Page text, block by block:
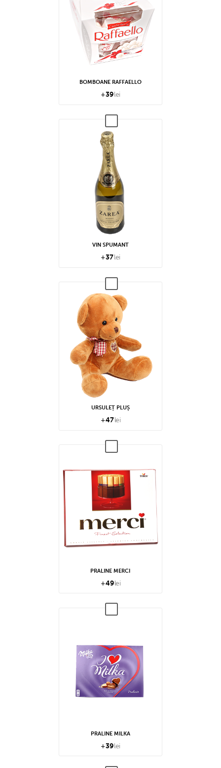
BOMBOANE RAFFAELLO
+39lei
VIN SPUMANT
+37lei
URSULEȚ PLUȘ
+47lei
PRALINE MERCI
+49lei
PRALINE MILKA
+39lei